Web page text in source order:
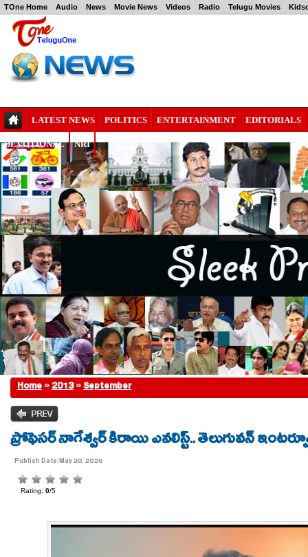
TOne Home Audio News Movie News Videos Radio Telugu Movies
LATEST NEWS POLITICS ENTERTAINMENT EDITORIALS
DEVOTIONAL NRI
Home»2013»September
ప్రోఫెసర్ నాగేశ్వర్ కిరాయి ఎనలిస్ట్.. తెలుగువన్
Publish Date:May 20, 2026